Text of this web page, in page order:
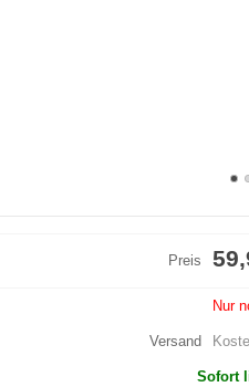
Preis
Nur
Versand
Sofort